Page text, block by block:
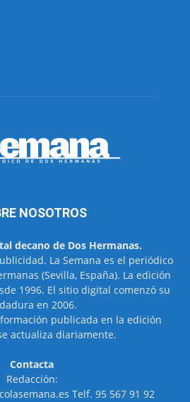
NOSOTROS
decano de Dos Hermanas.
La Semana es el periódico
(Sevilla, España). La edición
1996. El sitio digital comenzó su
en 2006.
publicada en la edición
actualiza diariamente.
Contacta
Redacción:
Telf. 95 567 91 92